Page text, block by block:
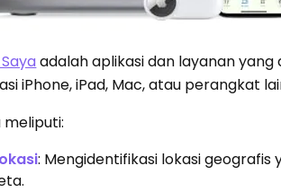
adalah aplikasi dan layanan
iPhone, iPad, Mac, atau perangkat
meliputi:
: Mengidentifikasi lokasi